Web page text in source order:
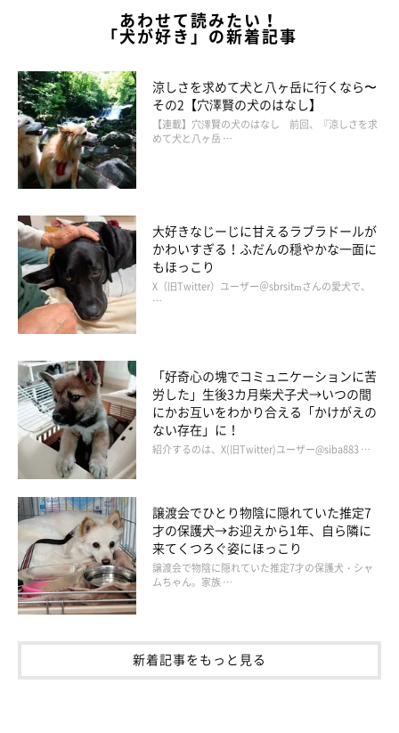
「在宅勤務中、昼休憩時に30分以上散歩したり公園で遊ん
「在宅勤務で時間に余裕があるのでお散歩時間が長くなっ
た」
「旦那がテレワークになったので、夕方に一緒に散歩に行
くようになった」
犬同士の交流や人に撫でてもらうことが減った
あわせて読みたい！
「犬が好き」の新着記事
涼しさを求めて犬と八ヶ岳に行くなら〜
その2【穴澤賢の犬のはなし】
【連載】穴澤賢の犬のはなし 前回、『涼しさを求
めて犬と八ヶ岳 …
大好きなじーじに甘えるラブラドールが
かわいすぎる！ふだんの穏やかな一面に
もほっこり
X（旧Twitter）ユーザー＠sbrsitmさんの愛犬で、
…
「好奇心の塊でコミュニケーションに苦
労した」生後3カ月柴犬子犬→いつの間
にかお互いをわかり合える「かけがえの
ない存在」に！
紹介するのは、X(旧Twitter)ユーザー@siba883 …
譲渡会でひとり物陰に隠れていた推定7
才の保護犬→お迎えから1年、自ら隣に
来てくつろぐ姿にほっこり
譲渡会で物陰に隠れていた推定7才の保護犬・シャ
ムちゃん。家族 …
新着記事をもっと見る